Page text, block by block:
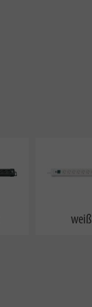
weiß